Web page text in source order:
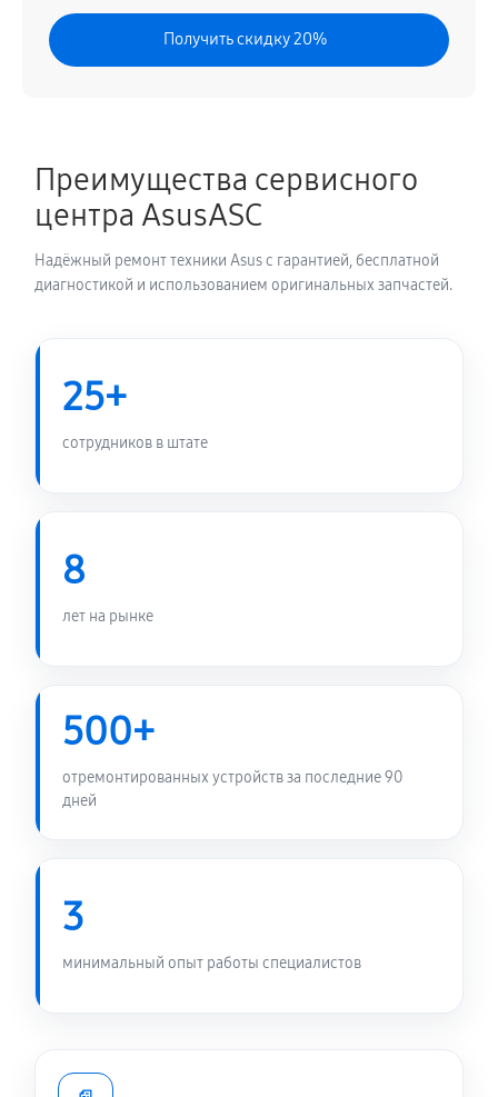
Ремонт блока управления
630 руб 60 минут
Замена электронных компонентов
1710 руб
Получить скидку 20%
Преимущества сервисного
центра AsusASC
Надёжный ремонт техники Asus с гарантией, бесплатной
диагностикой и использованием оригинальных запчастей.
25+
сотрудников в штате
8
лет на рынке
500+
отремонтированных устройств за последние 90
дней
3
минимальный опыт работы специалистов